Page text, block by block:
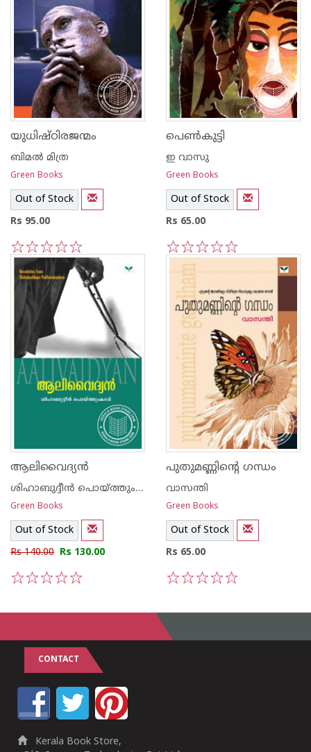
യുധിഷ്ഠിരജന്മം
ബിമല്‍ മിത്ര
Green Books
Out of Stock
Rs 95.00
5
4
3
2
1
പെണ്‍കുട്ടി
ഇ വാസു
Green Books
Out of Stock
Rs 65.00
5
4
3
2
1
ആലിവൈദ്യ‌ന്‍
ശിഹാബുദ്ദീന്‍ പൊയ്ത്തുംകടവ്
Green Books
Out of Stock
Rs 140.00 Rs 130.00
പുതുമണ്ണിന്റെ ഗന്ധം
വാസന്തി
Green Books
Out of Stock
Rs 65.00
CONTACT
Kerala Book Store,